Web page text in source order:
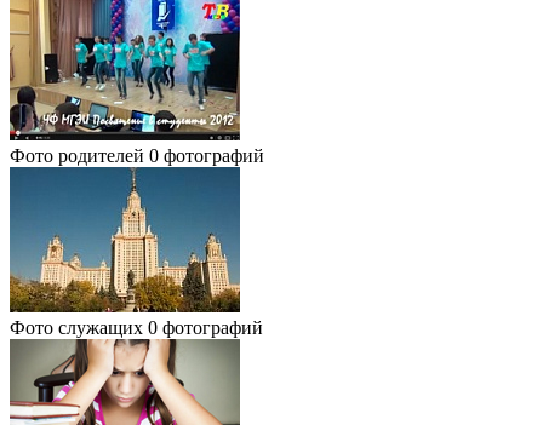
Фото родителей 0 фотографий
Фото служащих 0 фотографий